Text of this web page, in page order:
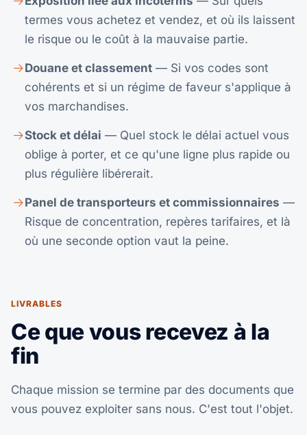
termes vous achetez et vendez, et où ils laissent
le risque ou le coût à la mauvaise partie.
Douane et classement — Si vos codes sont
cohérents et si un régime de faveur s'applique à
vos marchandises.
Stock et délai — Quel stock le délai actuel vous
oblige à porter, et ce qu'une ligne plus rapide ou
plus régulière libérerait.
Panel de transporteurs et commissionnaires —
Risque de concentration, repères tarifaires, et là
où une seconde option vaut la peine.
LIVRABLES
Ce que vous recevez à la
fin
Chaque mission se termine par des documents que
vous pouvez exploiter sans nous. C'est tout l'objet.